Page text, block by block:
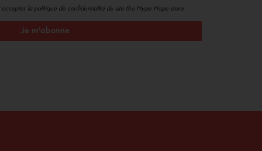
la politique de confidentialité du site the Hype Hope store
Je m'abonne